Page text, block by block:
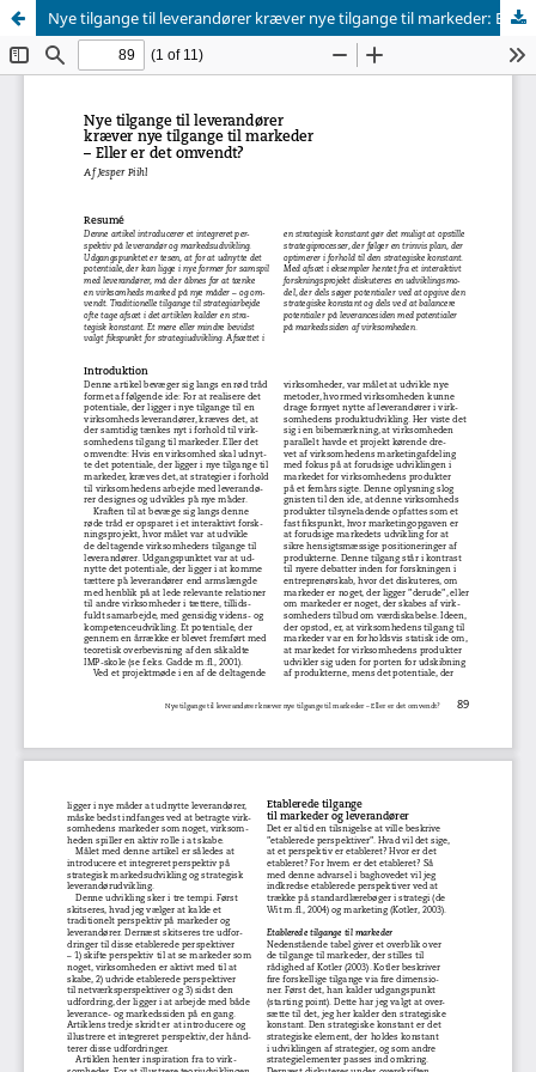
Nye tilgange til leverandører kræver nye tilgange til markeder: Eller er det omvendt?